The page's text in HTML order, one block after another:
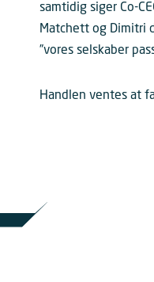
samtidig siger Co-
Matchett og Dimitri
”vores selskaber
Handlen ventes at